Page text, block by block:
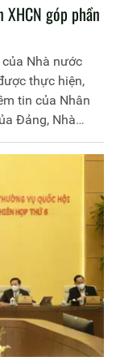
góp phần
Nhà nước
thực hiện,
tin của Nhân
Đảng, Nhà